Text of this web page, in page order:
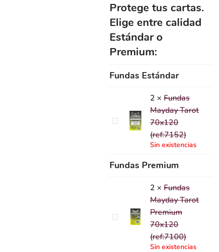
Protege tus cartas.
Elige entre calidad
Estándar o
Premium:
Fundas Estándar
Fundas
Mayday
70x120
(ref:7152)
2 × Fundas
Mayday Tarot
70x120
(ref:7152)
Sin existencias
Fundas Premium
Fundas
Mayday
2 × Fundas
Mayday Tarot
Premium
70x120
(ref:7100)
Sin existencias